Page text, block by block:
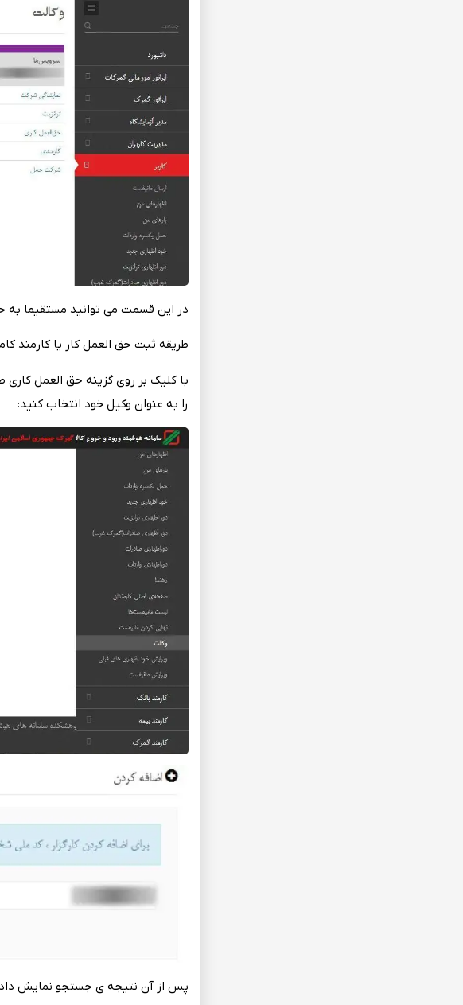
در این‌ قسمت‌ می‌ توانید مستقیما به‌
طریقه‌ ثبت‌ حق‌ العمل‌ کار یا کارمند
با کلیک‌ بر روی‌ گزینه‌ حق‌ العمل‌
را به‌ عنوان وکیل‌ خود انتخاب کنید:
پس‌ از آن نتیجه‌ ی‌ جستجو نمایش‌